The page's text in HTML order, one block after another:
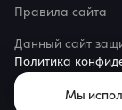
Мы
© 2026 ppc.world
Данный сайт
Политика
Правила сайта